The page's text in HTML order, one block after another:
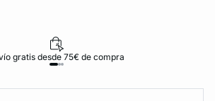
gratis desde 75€ de compra